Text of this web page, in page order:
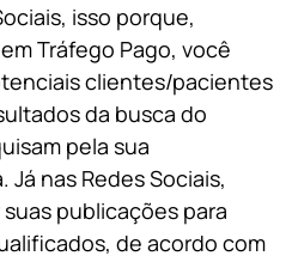
isso porque,
Tráfego Pago, você
clientes/pacientes
da busca do
pela sua
nas Redes Sociais,
publicações para
de acordo com